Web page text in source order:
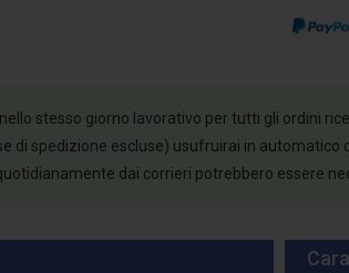
stesso giorno lavorativo per tutti gli ordini
di spedizione escluse) usufruirai in automatico
dai corrieri potrebbero essere